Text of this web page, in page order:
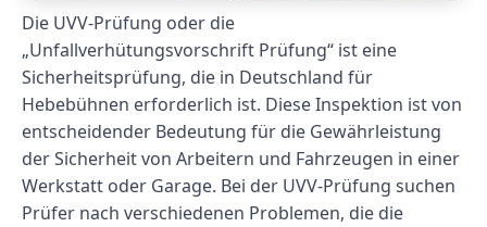
Die UVV-Prüfung oder die
„Unfallverhütungsvorschrift Prüfung“ ist eine
Sicherheitsprüfung, die in Deutschland für
Hebebühnen erforderlich ist. Diese Inspektion ist von
entscheidender Bedeutung für die Gewährleistung
der Sicherheit von Arbeitern und Fahrzeugen in einer
Werkstatt oder Garage. Bei der UVV-Prüfung suchen
Prüfer nach verschiedenen Problemen, die die